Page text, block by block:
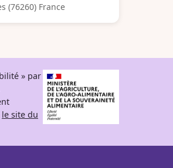
(76260) France
» par
le site du